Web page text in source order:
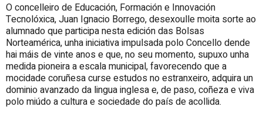
O concelleiro de Educación, Formación e Innovación
Tecnolóxica, Juan Ignacio Borrego, desexoulle moita sorte ao
alumnado que participa nesta edición das Bolsas
Norteamérica, unha iniciativa impulsada polo Concello dende
hai máis de vinte anos e que, no seu momento, supuxo unha
medida pioneira a escala municipal, favorecendo que a
mocidade coruñesa curse estudos no estranxeiro, adquira un
dominio avanzado da lingua inglesa e, de paso, coñeza e viva
polo miúdo a cultura e sociedade do país de acollida.